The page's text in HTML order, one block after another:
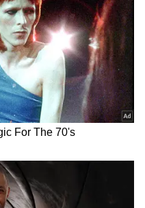
అదనపు బాధ్యతలు